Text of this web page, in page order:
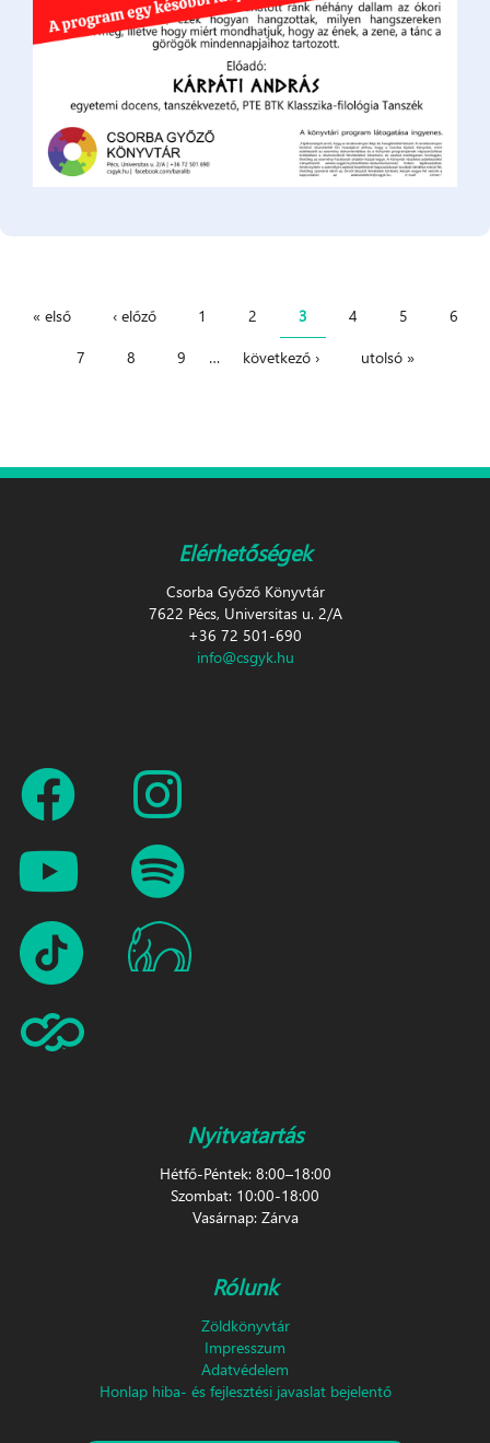
Oldalak
« első ‹ előző 1 2 3 4 5
6
7
8 9 … következő › utolsó »
Elérhetőségek
Csorba Győző Könyvtár
7622 Pécs, Universitas u. 2/A
+36 72 501-690
info@csgyk.hu
Nyitvatartás
Hétfő-Péntek: 8:00–18:00
Szombat: 10:00-18:00
Vasárnap: Zárva
Rólunk
Zöldkönyvtár
Impresszum
Adatvédelem
Honlap hiba- és fejlesztési javaslat bejelentő